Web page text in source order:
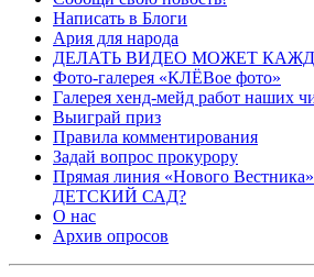
Написать в Блоги
Ария для народа
ДЕЛАТЬ ВИДЕО МОЖЕТ
Фото-галерея «КЛЁВое фото»
Галерея хенд-мейд работ наших
Выиграй приз
Правила комментирования
Задай вопрос прокурору
Прямая линия «Нового
ДЕТСКИЙ САД?
О нас
Архив опросов